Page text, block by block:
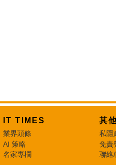
IT TIMES
業界頭條
AI 策略
名家專欄
其
私隱
免責
聯絡